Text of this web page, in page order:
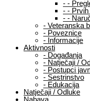
- -
- -
- -
- Veteranska
- Poveznice
- Informacije
Aktivnosti
- Događanja
- Natječaji /
- Postupci
- Sestrinstvo
- Edukacija
Natječaji / Odluke
Nabava